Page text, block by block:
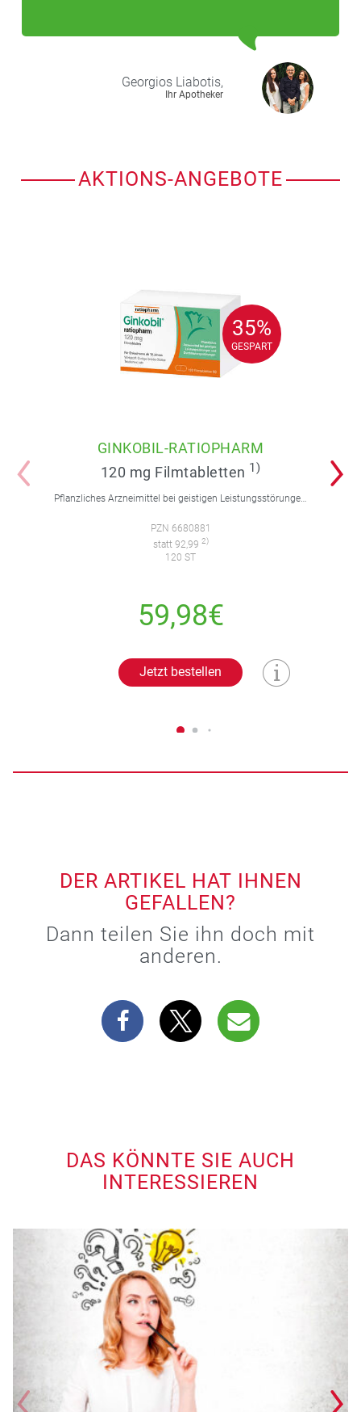
Georgios Liabotis,
Ihr Apotheker
AKTIONS-ANGEBOTE
35%
GESPART
35%
GESPART
GINKOBIL-RATIOPHARM
120 mg Filmtabletten 1)
Pflanzliches Arzneimittel bei geistigen Leistungsstörungen und Durchblutungsstörungen.
PZN 6680881
statt 92,99 2)
120 ST
59,98€
Jetzt bestellen
DER ARTIKEL HAT IHNEN
GEFALLEN?
Dann teilen Sie ihn doch mit
anderen.
DAS KÖNNTE SIE AUCH
INTERESSIEREN